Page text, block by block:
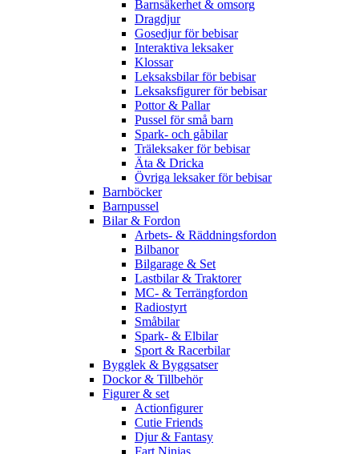
Barnsäkerhet & omsorg
Dragdjur
Gosedjur för bebisar
Interaktiva leksaker
Klossar
Leksaksbilar för bebisar
Leksaksfigurer för bebisar
Pottor & Pallar
Pussel för små barn
Spark- och gåbilar
Träleksaker för bebisar
Äta & Dricka
Övriga leksaker för bebisar
Barnböcker
Barnpussel
Bilar & Fordon
Arbets- & Räddningsfordon
Bilbanor
Bilgarage & Set
Lastbilar & Traktorer
MC- & Terrängfordon
Radiostyrt
Småbilar
Spark- & Elbilar
Sport & Racerbilar
Bygglek & Byggsatser
Dockor & Tillbehör
Figurer & set
Actionfigurer
Cutie Friends
Djur & Fantasy
Fart Ninjas